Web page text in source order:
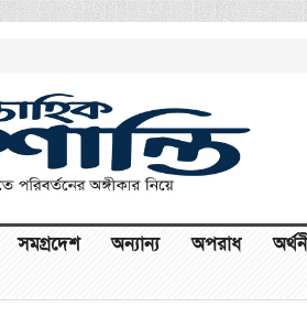
সমগ্রদেশ অন্যান্য অপরাধ